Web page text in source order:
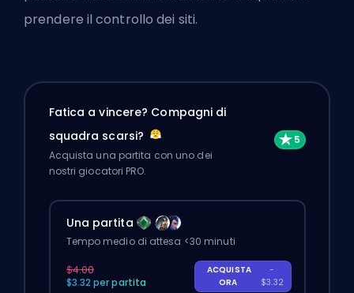
prendere il controllo dei siti.
Fatica a vincere? Compagni di
squadra scarsi?
Acquista una partita con uno dei
nostri giocatori PRO.
Una partita
Tempo medio di attesa <30 minuti
$4.00
$3.32 per partita
ACQUISTA
ORA
-
$3.32